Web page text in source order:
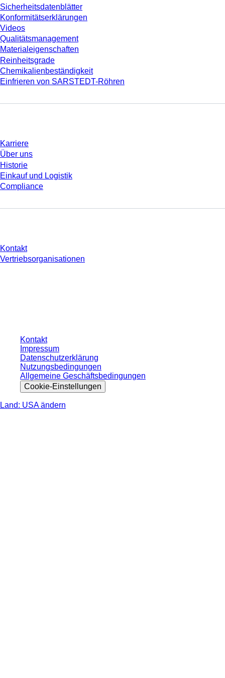
Sicherheitsdatenblätter
Konformitätserklärungen
Videos
Qualitätsmanagement
Materialeigenschaften
Reinheitsgrade
Chemikalienbeständigkeit
Einfrieren von SARSTEDT-Röhren
Karriere
Über uns
Historie
Einkauf und Logistik
Compliance
Kontakt
Vertriebsorganisationen
Kontakt
Impressum
Datenschutzerklärung
Nutzungsbedingungen
Allgemeine Geschäftsbedingungen
Cookie-Einstellungen
Land: USA ändern